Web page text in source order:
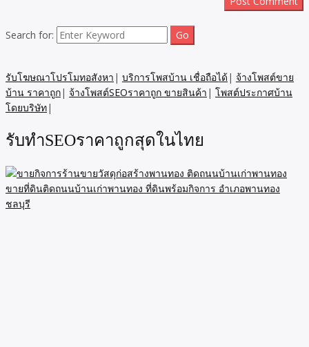
Search for:
รับโฆษณาโปรโมทอสังหา | บริการโพสบ้าน เชื่อถือได้| จ้างโพสต์ขาย
บ้าน ราคาถูก| จ้างโพสต์SEOราคาถูก ขายสินค้า | โพสต์ประกาศบ้าน
โดยบริษัท|
รับทำSEOราคาถูกสุดในไทย